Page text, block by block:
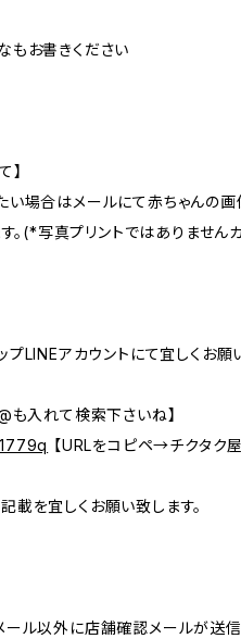
もお書きください
】
場合はメールにて赤ちゃんの画
。(*写真プリントではありません
LINEアカウントにて宜しくお願
入れて検索下さいね】
【URLをコピペ→チクタク
を宜しくお願い致します。
ール以外に店舗確認メールが送